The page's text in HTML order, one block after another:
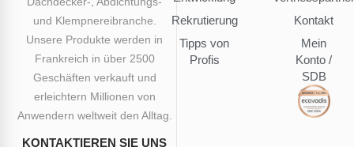
und Klempnereibranche.
Unsere Produkte werden in
Frankreich in über 2500
Geschäften verkauft und
erleichtern Millionen von
Anwendern weltweit den Alltag.
KONTAKTIEREN SIE UNS
Rekrutierung
Tipps von
Profis
Kontakt
Mein
Konto /
SDB